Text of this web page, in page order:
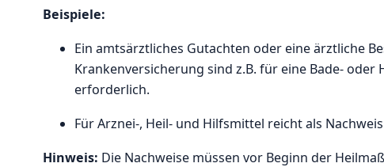
Beispiele:
Ein amtsärztliches Gutachten oder eine ärztliche
Krankenversicherung sind z.B. für eine Bade-
erforderlich.
Für Arznei-, Heil- und Hilfsmittel reicht als
Hinweis: Die Nachweise müssen vor Beginn der